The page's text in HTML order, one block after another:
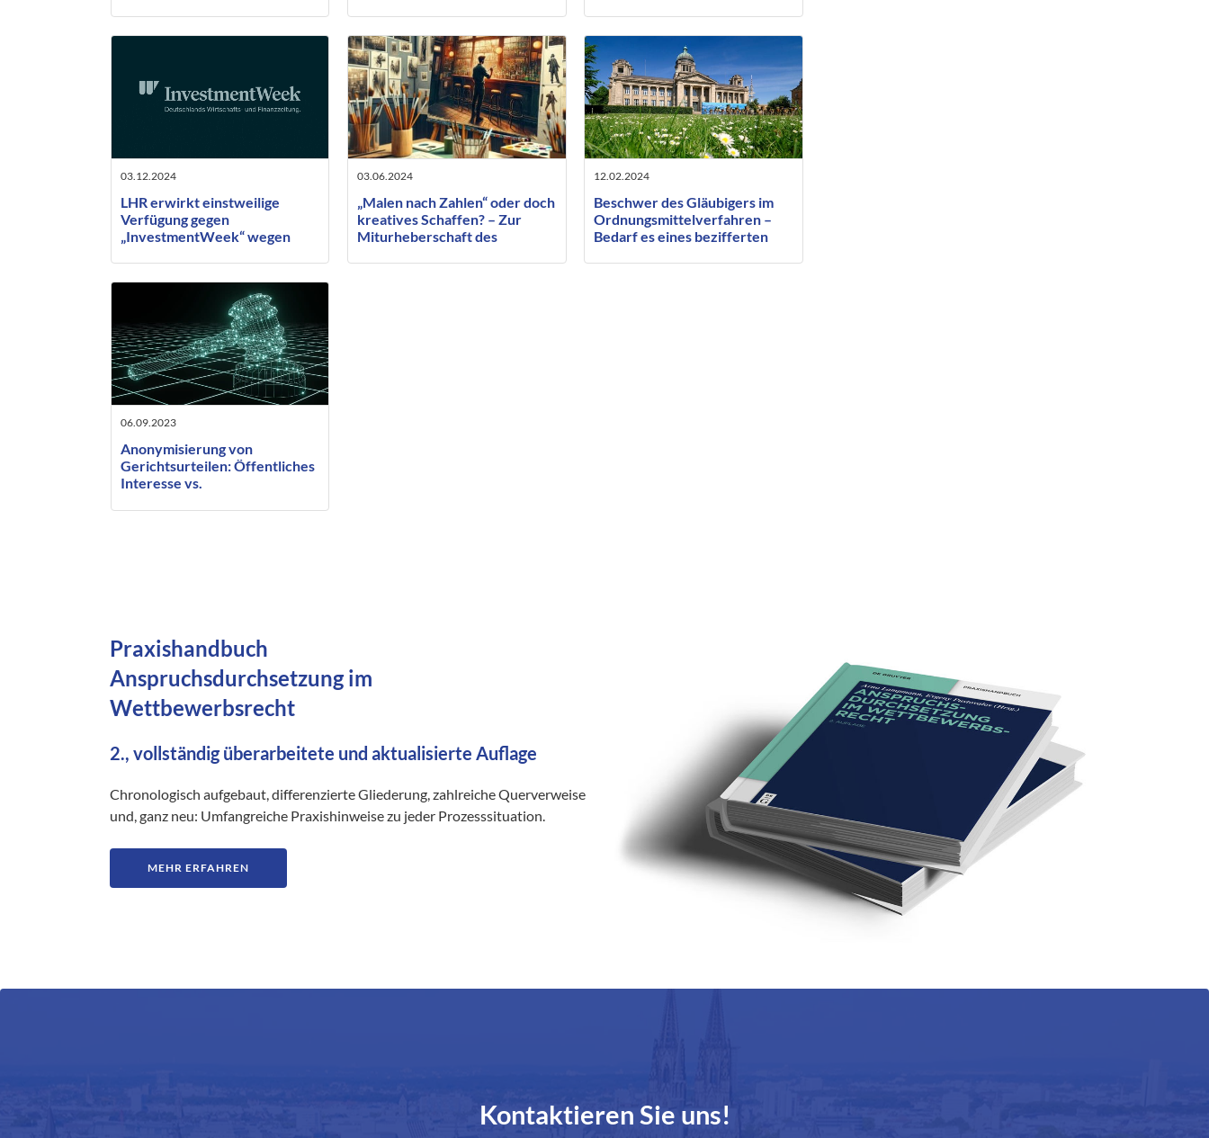
03.12.2024
LHR erwirkt einstweilige
Verfügung gegen
„InvestmentWeek“ wegen
03.06.2024
„Malen nach Zahlen“ oder doch
kreatives Schaffen? – Zur
Miturheberschaft des
12.02.2024
Beschwer des Gläubigers im
Ordnungsmittelverfahren –
Bedarf es eines bezifferten
06.09.2023
Anonymisierung von
Gerichtsurteilen: Öffentliches
Interesse vs.
Praxishandbuch
Anspruchsdurchsetzung im
Wettbewerbsrecht
2., vollständig überarbeitete und aktualisierte Auflage
Chronologisch aufgebaut, differenzierte Gliederung, zahlreiche Querverweise
und, ganz neu: Umfangreiche Praxishinweise zu jeder Prozesssituation.
MEHR ERFAHREN
Kontaktieren Sie uns!